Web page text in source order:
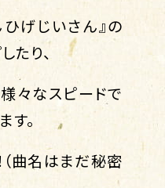
げじいさん』の
たり、
々なスピードで
す。
曲名はまだ秘密